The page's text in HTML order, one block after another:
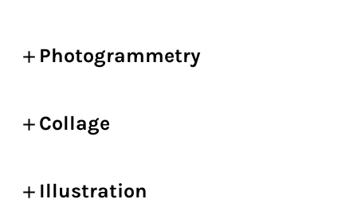
Photogrammetry
Collage
Illustration